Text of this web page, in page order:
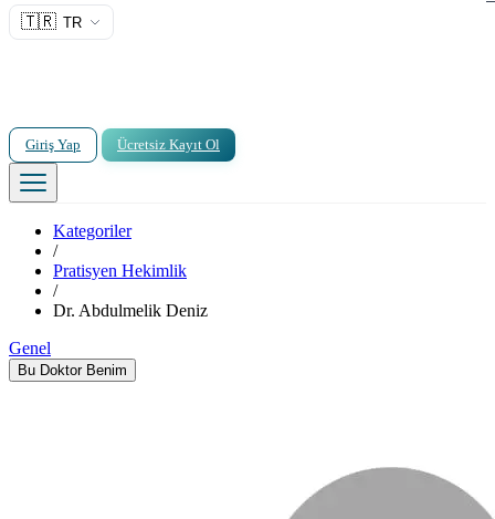
🇹🇷 TR
Giriş Yap Ücretsiz Kayıt Ol
Kategoriler
/
Pratisyen Hekimlik
/
Dr. Abdulmelik Deniz
Genel
Bu Doktor Benim